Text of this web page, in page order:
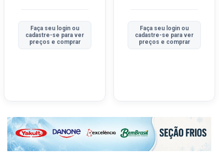
Faça seu login ou
cadastre-se para ver
preços e comprar
Faça seu login ou
cadastre-se para ver
preços e comprar